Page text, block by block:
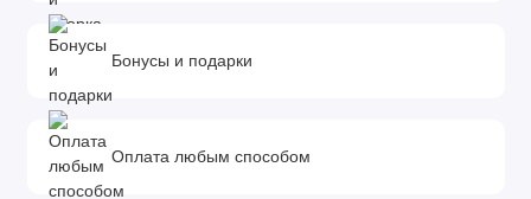
Бонусы и подарки
Оплата любым способом